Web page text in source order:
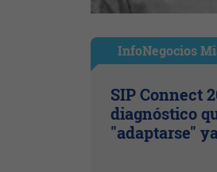
InfoNegocios
SIP Connect
diagnóstico
"adaptarse"